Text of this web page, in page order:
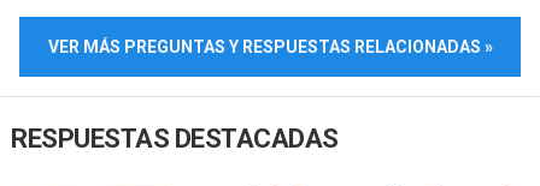
VER MÁS PREGUNTAS Y RESPUESTAS RELACIONADAS »
RESPUESTAS DESTACADAS